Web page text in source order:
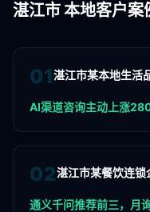
湛江市本地客户案
01湛江市某本地生活
AI渠道咨询主动上涨
02湛江市某餐饮连锁
通义千问推荐前三，月